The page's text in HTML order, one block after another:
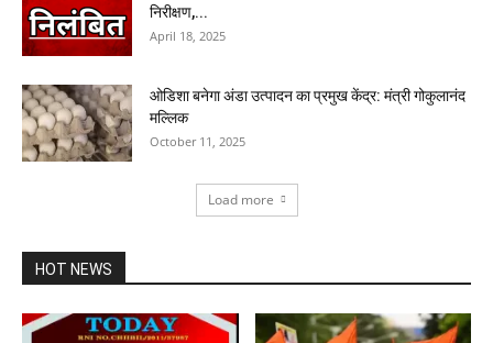
निरीक्षण,...
April 18, 2025
ओडिशा बनेगा अंडा उत्पादन का प्रमुख केंद्र: मंत्री गोकुलानंद
मल्लिक
October 11, 2025
Load more
HOT NEWS